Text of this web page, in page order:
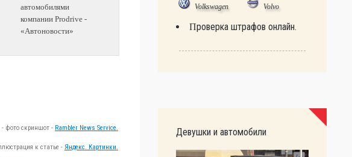
автомобилями
компании Prodrive -
«Автоновости»
- фото скриншот - Rambler News Service.
к статье - Яндекс. Картинки.
Volkswagen
Volvo
Проверка штрафов онлайн.
Девушки и автомобили